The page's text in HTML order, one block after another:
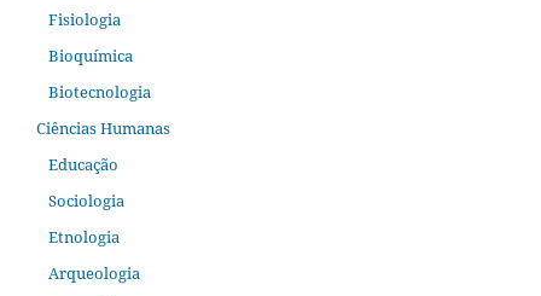
Fisiologia
Bioquímica
Biotecnologia
Ciências Humanas
Educação
Sociologia
Etnologia
Arqueologia